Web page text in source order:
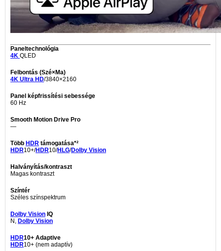
Paneltechnológia
4K QLED
Felbontás (Szé×Ma)
4K Ultra HD/3840×2160
Panel képfrissítési sebessége
60 Hz
Smooth Motion Drive Pro
—
Több HDR támogatása*²
HDR10+/HDR10/HLG/Dolby Vision
Halványítás/kontraszt
Magas kontraszt
Színtér
Széles színspektrum
Dolby Vision IQ
N, Dolby Vision
HDR10+ Adaptive
HDR10+ (nem adaptív)